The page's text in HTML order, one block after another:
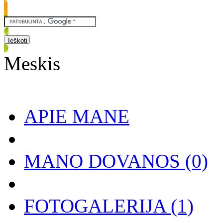
Meskis
APIE MANE
MANO DOVANOS (0)
FOTOGALERIJA(1)